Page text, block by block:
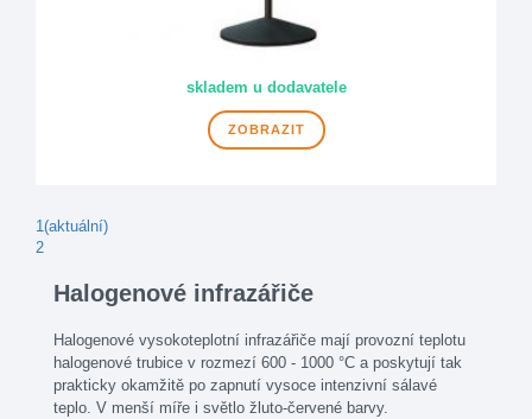
skladem u dodavatele
ZOBRAZIT
1(aktuální)
2
Halogenové infrazářiče
Halogenové vysokoteplotní infrazářiče mají provozní teplotu
halogenové trubice v rozmezí 600 - 1000 °C a poskytují tak
prakticky okamžitě po zapnutí vysoce intenzivní sálavé
teplo. V menší míře i světlo žluto-červené barvy.